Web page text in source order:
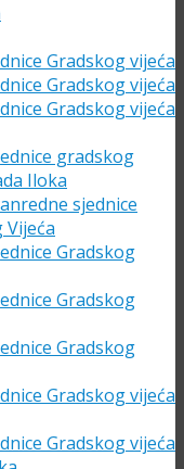
Gradskog vijeća
Gradskog vijeća
Gradskog vijeća
gradskog
Iloka
sjednice
Vijeća
Gradskog
Gradskog
Gradskog
Gradskog vijeća
Gradskog vijeća